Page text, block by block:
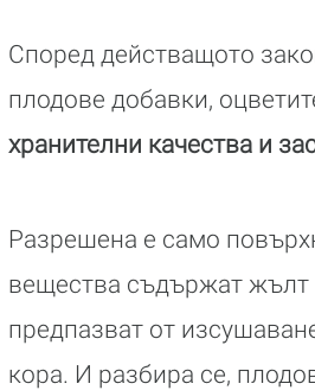
Според действащото
плодове добавки,
хранителни качества и
Разрешена е само
вещества съдържат жълт
предпазват от
кора. И разбира се,